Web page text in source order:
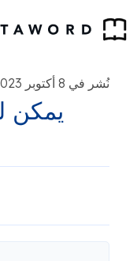
نُشر في 8 أكتوبر 2023
يمكن